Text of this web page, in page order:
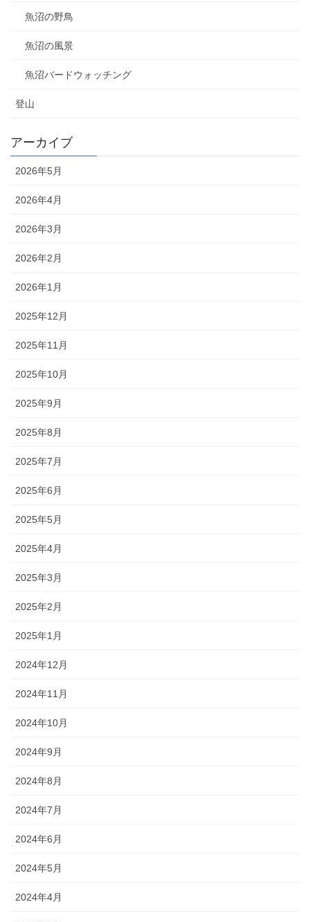
魚沼の野鳥
魚沼の風景
魚沼バードウォッチング
登山
アーカイブ
2026年5月
2026年4月
2026年3月
2026年2月
2026年1月
2025年12月
2025年11月
2025年10月
2025年9月
2025年8月
2025年7月
2025年6月
2025年5月
2025年4月
2025年3月
2025年2月
2025年1月
2024年12月
2024年11月
2024年10月
2024年9月
2024年8月
2024年7月
2024年6月
2024年5月
2024年4月